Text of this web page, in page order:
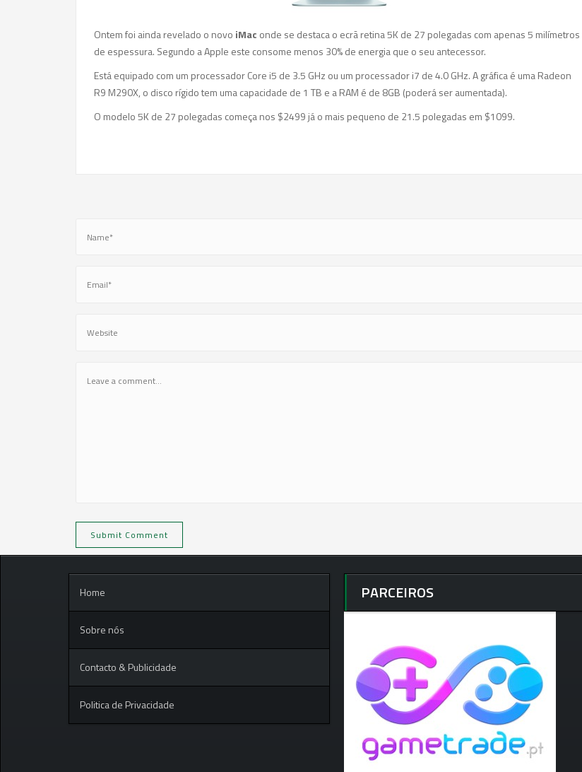
Ontem foi ainda revelado o novo iMac onde se destaca o ecrã retina 5K de 27 polegadas com apenas 5 milímetros
de espessura. Segundo a Apple este consome menos 30% de energia que o seu antecessor.
Está equipado com um processador Core i5 de 3.5 GHz ou um processador i7 de 4.0 GHz. A gráfica é uma Radeon
R9 M290X, o disco rígido tem uma capacidade de 1 TB e a RAM é de 8GB (poderá ser aumentada).
O modelo 5K de 27 polegadas começa nos $2499 já o mais pequeno de 21.5 polegadas em $1099.
Home
Sobre nós
Contacto & Publicidade
Politica de Privacidade
PARCEIROS